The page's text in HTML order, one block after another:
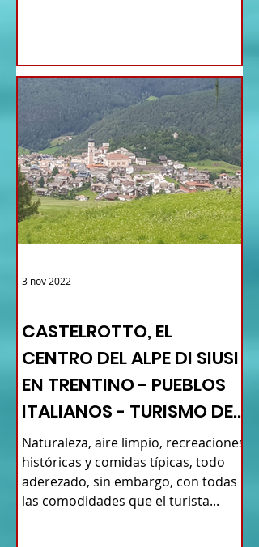
CASTELROTTO, EL
CENTRO DEL ALPE DI SIUSI
EN TRENTINO - PUEBLOS
ITALIANOS - TURISMO DE
RAÍCES
Naturaleza, aire limpio, recreaciones
históricas y comidas típicas, todo
aderezado, sin embargo, con todas
las comodidades que el turista...
3 nov 2022